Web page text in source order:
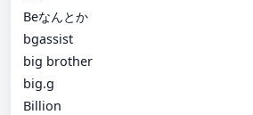
Beなんとか
bgassist
big brother
big.g
Billion